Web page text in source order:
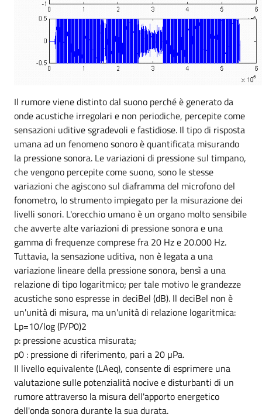
Il rumore viene distinto dal suono perché è generato da
onde acustiche irregolari e non periodiche, percepite come
sensazioni uditive sgradevoli e fastidiose. Il tipo di risposta
umana ad un fenomeno sonoro è quantificata misurando
la pressione sonora. Le variazioni di pressione sul timpano,
che vengono percepite come suono, sono le stesse
variazioni che agiscono sul diaframma del microfono del
fonometro, lo strumento impiegato per la misurazione dei
livelli sonori. L'orecchio umano è un organo molto sensibile
che avverte alte variazioni di pressione sonora e una
gamma di frequenze comprese fra 20 Hz e 20.000 Hz.
Tuttavia, la sensazione uditiva, non è legata a una
variazione lineare della pressione sonora, bensì a una
relazione di tipo logaritmico; per tale motivo le grandezze
acustiche sono espresse in deciBel (dB). Il deciBel non è
un'unità di misura, ma un'unità di relazione logaritmica:
Lp=10/log (P/P0)2
p: pressione acustica misurata;
p0 : pressione di riferimento, pari a 20 µPa.
Il livello equivalente (LAeq), consente di esprimere una
valutazione sulle potenzialità nocive e disturbanti di un
rumore attraverso la misura dell'apporto energetico
dell'onda sonora durante la sua durata.